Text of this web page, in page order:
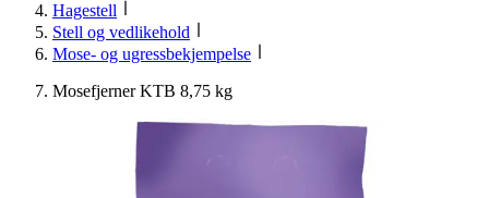
Hagestell
Stell og vedlikehold
Mose- og ugressbekjempelse
Mosefjerner KTB 8,75 kg